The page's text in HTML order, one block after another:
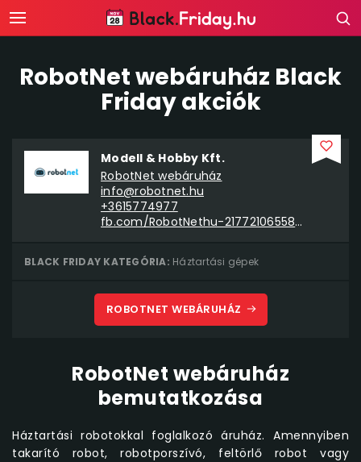
RobotNet webáruház Black
Friday akciók
Modell & Hobby Kft.
RobotNet webáruház
info@robotnet.hu
+3615774977
fb.com/RobotNethu-2177210655870627
BLACK FRIDAY KATEGÓRIA: Háztartási gépek
ROBOTNET WEBÁRUHÁZ
RobotNet webáruház
bemutatkozása
Háztartási robotokkal foglalkozó áruház. Amennyiben
takarító robot, robotporszívó, feltörlő robot vagy